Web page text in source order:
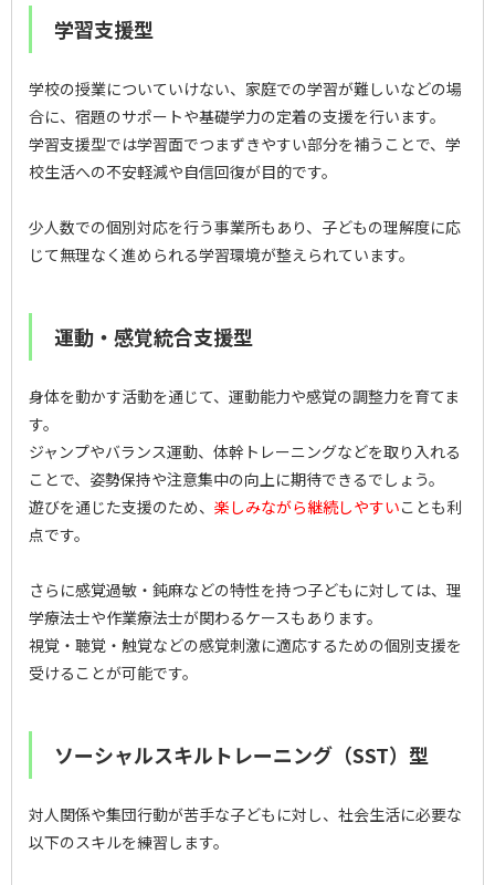
学習支援型
学校の授業についていけない、家庭での学習が難しいなどの場
合に、宿題のサポートや基礎学力の定着の支援を行います。
学習支援型では学習面でつまずきやすい部分を補うことで、学
校生活への不安軽減や自信回復が目的です。
少人数での個別対応を行う事業所もあり、子どもの理解度に応
じて無理なく進められる学習環境が整えられています。
運動・感覚統合支援型
身体を動かす活動を通じて、運動能力や感覚の調整力を育てま
す。
ジャンプやバランス運動、体幹トレーニングなどを取り入れる
ことで、姿勢保持や注意集中の向上に期待できるでしょう。
遊びを通じた支援のため、 楽しみながら継続しやすいことも利
点です。
さらに感覚過敏・鈍麻などの特性を持つ子どもに対しては、理
学療法士や作業療法士が関わるケースもあります。
視覚・聴覚・触覚などの感覚刺激に適応するための個別支援を
受けることが可能です。
ソーシャルスキルトレーニング（SST）型
対人関係や集団行動が苦手な子どもに対し、社会生活に必要な
以下のスキルを練習します。